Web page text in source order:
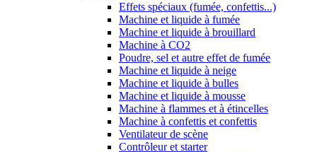
Effets spéciaux (fumée, confettis...)
Machine et liquide à fumée
Machine et liquide à brouillard
Machine à CO2
Poudre, sel et autre effet de fumée
Machine et liquide à neige
Machine et liquide à bulles
Machine et liquide à mousse
Machine à flammes et à étincelles
Machine à confettis et confettis
Ventilateur de scène
Contrôleur et starter